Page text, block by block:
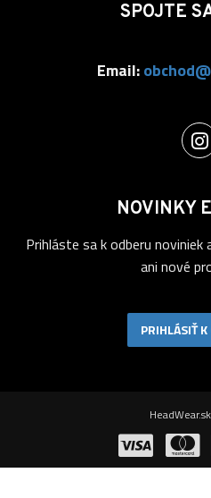
SPOJTE
Email:
NOVINKY
Prihláste sa k odberu noviniek
ani nové
PRIHLÁSIŤ